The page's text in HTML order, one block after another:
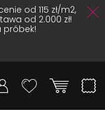
od 115 zł/m2,
od 2.000 zł!
próbek!